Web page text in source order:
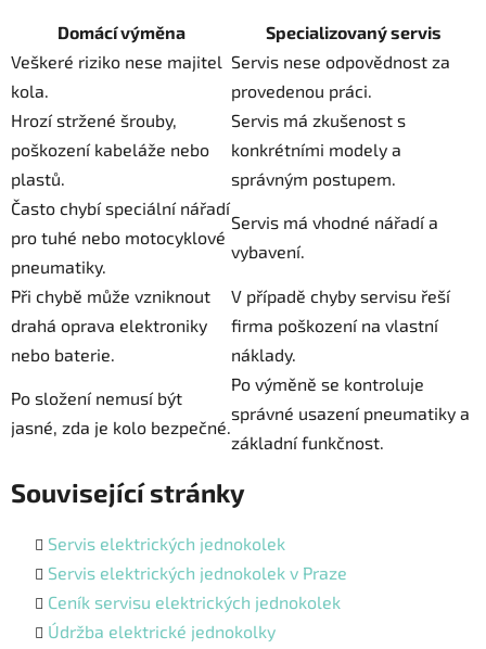
Domácí výměna
Specializovaný servis
Veškeré riziko nese majitel
kola.
Servis nese odpovědnost za
provedenou práci.
Hrozí stržené šrouby,
poškození kabeláže nebo
plastů.
Servis má zkušenost s
konkrétními modely a
správným postupem.
Často chybí speciální nářadí
pro tuhé nebo motocyklové
pneumatiky.
Servis má vhodné nářadí a
vybavení.
Při chybě může vzniknout
drahá oprava elektroniky
nebo baterie.
V případě chyby servisu řeší
firma poškození na vlastní
náklady.
Po složení nemusí být
jasné, zda je kolo bezpečné.
Po výměně se kontroluje
správné usazení pneumatiky a
základní funkčnost.
Související stránky
Servis elektrických jednokolek
Servis elektrických jednokolek v Praze
Ceník servisu elektrických jednokolek
Údržba elektrické jednokolky